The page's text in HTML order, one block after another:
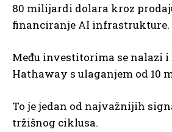
80 milijardi dolara kroz
financiranje AI infrastrukture.
Među investitorima se nalazi
Hathaway s ulaganjem od 10
To je jedan od najvažnijih
tržišnog ciklusa.